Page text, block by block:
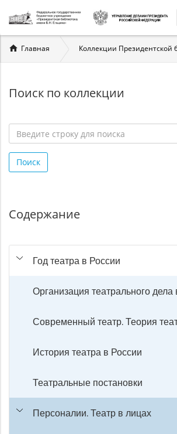
Вы
здесь
Главная Коллекции Президентской
Поиск по коллекции
строку
для
Поиск
Содержание
Год театра в России
Организация театрального дела
Современный театр. Теория
История театра в России
Театральные постановки
Персоналии. Театр в лицах